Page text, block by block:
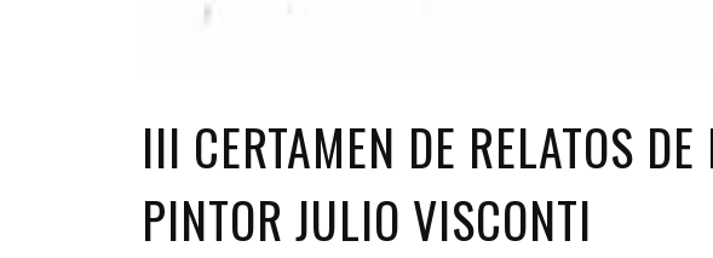
III CERTAMEN DE RELATOS
PINTOR JULIO VISCONTI